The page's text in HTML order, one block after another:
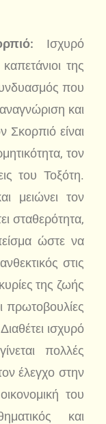
Ισχυρό
της
που
και
είναι
τον
του Τοξότη.
μειώνει τον
σταθερότητα,
ώστε να
στις
της ζωής
πρωτοβουλίες
ισχυρό
πολλές
έλεγχο στην
του
και